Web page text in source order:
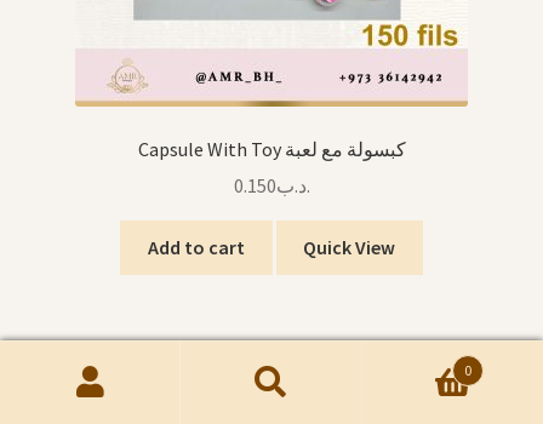
Capsule With Toy كبسولة مع لعبة
.د.ب0.150
Add to cart Quick View
0